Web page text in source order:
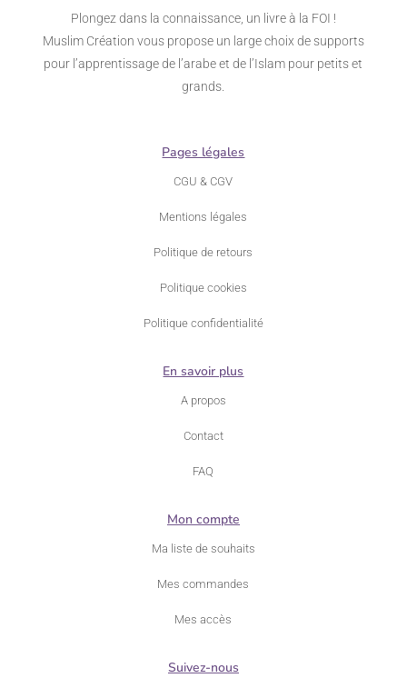
Plongez dans la connaissance, un livre à la FOI !
Muslim Création vous propose un large choix de supports
pour l’apprentissage de l’arabe et de l’Islam pour petits et
grands.
Pages légales
CGU & CGV
Mentions légales
Politique de retours
Politique cookies
Politique confidentialité
En savoir plus
A propos
Contact
FAQ
Mon compte
Ma liste de souhaits
Mes commandes
Mes accès
Suivez-nous